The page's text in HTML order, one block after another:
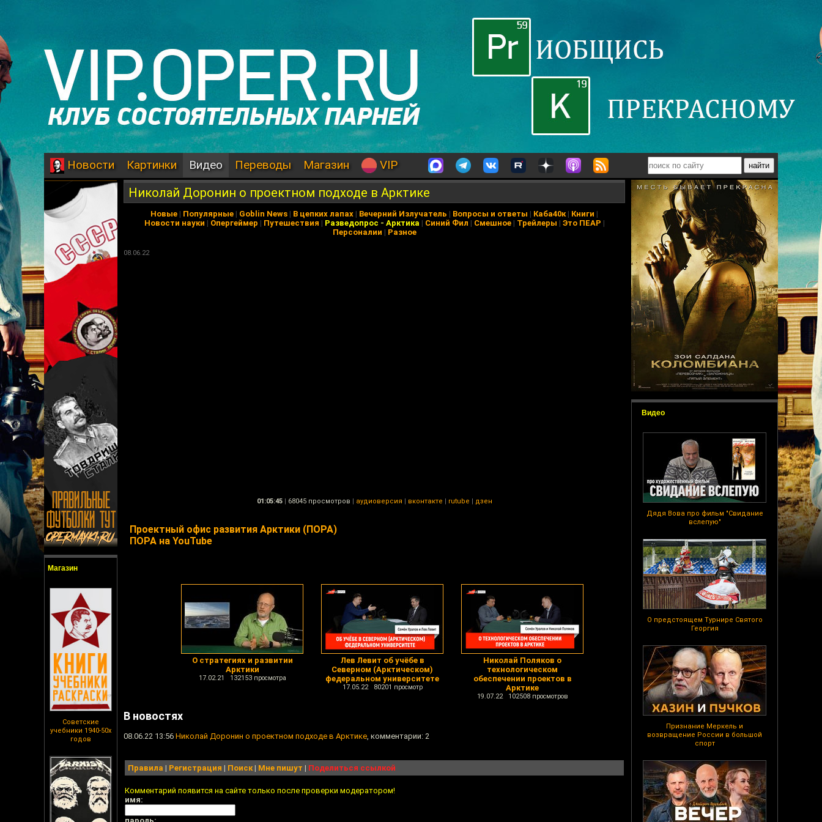
Новости Картинки Видео Переводы Магазин VIP
Магазин
Советские
учебники 1940-50х
годов
Видео
Дядя Вова про фильм "Свидание
вслепую"
О предстоящем Турнире Святого
Георгия
Признание Меркель и
возвращение России в большой
спорт
Николай Доронин о проектном подходе в Арктике
Новые | Популярные | Goblin News | В цепких лапах | Вечерний Излучатель | Вопросы и ответы | Каба40к| Книги |
Новости науки | Опергеймер | Путешествия | Разведопрос - Арктика | Синий Фил | Смешное| Трейлеры | Это ПЕАР |
Персоналии | Разное
08.06.22
01:05:45 | 68045 просмотров | аудиоверсия | вконтакте | rutube | дзен
Проектный офис развития Арктики (ПОРА)
ПОРА на YouTube
О стратегиях и развитии
Арктики
17.02.21 132153 просмотра
Лев Левит об учёбе в
Северном (Арктическом)
федеральном университете
17.05.22 80201 просмотр
Николай Поляков о
технологическом
обеспечении проектов в
Арктике
19.07.22 102508 просмотров
В новостях
08.06.22 13:56 Николай Доронин о проектном подходе в Арктике, комментарии: 2
Правила | Регистрация | Поиск| Мне пишут | Поделиться ссылкой
Комментарий появится на сайте только после проверки модератором!
имя: